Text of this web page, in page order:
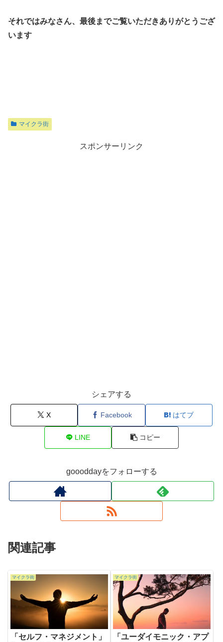
それではみなさん、最後までご覧いただきありがとうござ
います
マイクラ街
スポンサーリンク
シェアする
X Facebook はてブ
LINE コピー
goooddayをフォローする
関連記事
マイクラ街
「セルフ・マネジメント」
マイクラ街
「ユーダイモニック・アプ